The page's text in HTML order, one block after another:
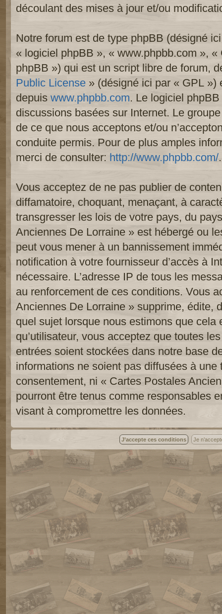
découlant des mises à jour et/ou
Notre forum est de type phpBB (désigné
« logiciel phpBB », « www.phpbb.com »,
phpBB ») qui est un script libre de forum,
Public License » (désigné ici par « GPL »)
depuis www.phpbb.com. Le logiciel
discussions basées sur Internet. Le
de ce que nous acceptons et/ou
conduite permis. Pour de plus amples
merci de consulter: http://www.phpbb.com/.
Vous acceptez de ne pas publier de
diffamatoire, choquant, menaçant, à
transgresser les lois de votre pays, du
Anciennes De Lorraine » est hébergé ou
peut vous mener à un bannissement
notification à votre fournisseur d’accès à
nécessaire. L’adresse IP de tous les
au renforcement de ces conditions. Vous
Anciennes De Lorraine » supprime, édite,
quel sujet lorsque nous estimons que cela
qu’utilisateur, vous acceptez que toutes
entrées soient stockées dans notre base
informations ne soient pas diffusées à une
consentement, ni « Cartes Postales
pourront être tenus comme responsables
visant à compromettre les données.